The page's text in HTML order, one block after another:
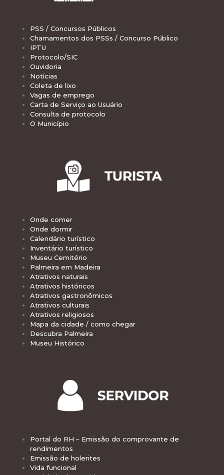
PSS / Concursos Públicos
Chamamentos dos PSSs / Concurso Público
IPTU
Protocolo/SIC
Ouvidoria
Notícias
Coleta de lixo
Vagas de emprego
Carta de Serviço ao Usuário
Consulta de protocolo
O Município
Onde comer
Onde dormir
Calendário turístico
Inventário turístico
Museu Cemitério
Palmeira em Madeira
Atrativos naturais
Atrativos históricos
Atrativos gastronômicos
Atrativos culturais
Atrativos religiosos
Mapa da cidade / como chegar
Descubra Palmeira
Museu Histórico
Portal do RH – Emissão do comprovante de
rendimentos
Emissão de holerites
Vida funcional